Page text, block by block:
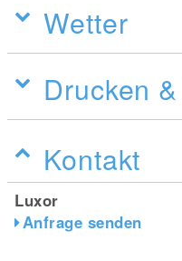
Wetter
Drucken
Kontakt
Luxor
Anfrage senden